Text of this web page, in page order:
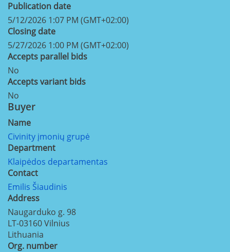
Publication date
5/12/2026 1:07 PM (GMT+02:00)
Closing date
5/27/2026 1:00 PM (GMT+02:00)
Accepts parallel bids
No
Accepts variant bids
No
Buyer
Name
Civinity įmonių grupė
Department
Klaipėdos departamentas
Contact
Emilis Šiaudinis
Address
Naugarduko g. 98
LT-03160Vilnius
Lithuania
Org. number